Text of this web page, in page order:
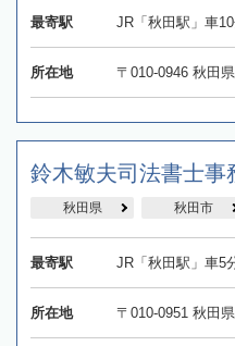
最寄駅 JR「秋田駅」車
所在地 〒010-0946 秋田
鈴木敏夫司法書士事
秋田県 秋田市
最寄駅 JR「秋田駅」車5
所在地 〒010-0951 秋田